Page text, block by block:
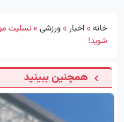
خانه»اخبار»ورزشی»تسلیت
شوید!
همچنین ببینید